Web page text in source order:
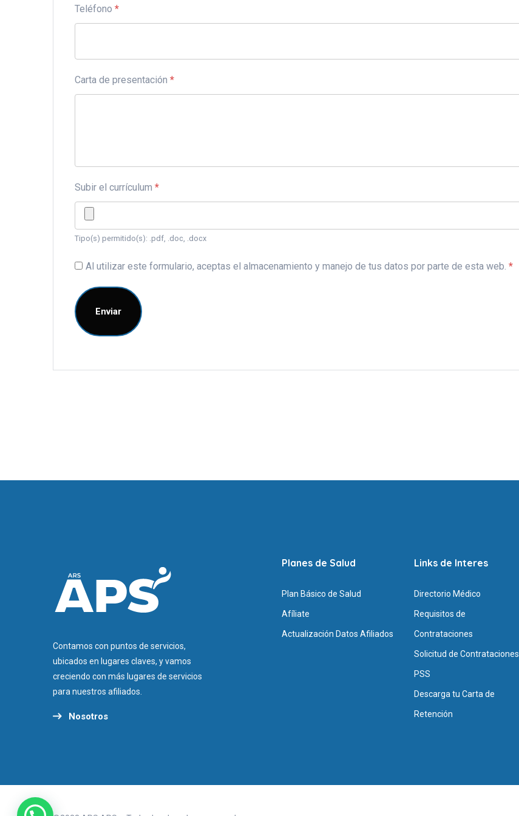
Teléfono *
Carta de presentación *
Subir el currículum *
Tipo(s) permitido(s): .pdf, .doc, .docx
Al utilizar este formulario, aceptas el almacenamiento y manejo de tus datos por parte de esta web. *
Contamos con puntos de servicios,
ubicados en lugares claves, y vamos
creciendo con más lugares de servicios
para nuestros afiliados.
Nosotros
Planes de Salud
Plan Básico de Salud
Afíliate
Actualización Datos Afiliados
Links de Interes
Directorio Médico
Requisitos de
Contrataciones
Solicitud de Contrataciones
PSS
Descarga tu Carta de
Retención